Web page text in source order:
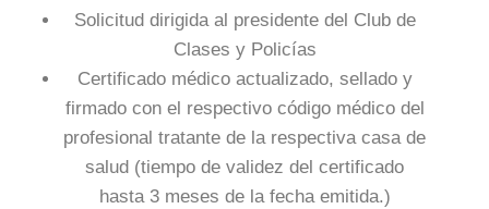
Solicitud dirigida al presidente del Club de
Clases y Policías
Certificado médico actualizado, sellado y
firmado con el respectivo código médico del
profesional tratante de la respectiva casa de
salud (tiempo de validez del certificado
hasta 3 meses de la fecha emitida.)